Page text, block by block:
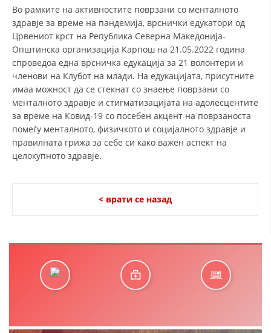
ПРИРАЧНИЦИ
ЕДУКАТИВНО ИНФОРМАТИВНИ МАТЕРИЈАЛИ
БРОШУРИ
Во рамките на активностите поврзани со менталното
здравје за време на пандемија, врснички едукатори од
Црвениот крст на Република Северна Македонија-
Општинска организација Карпош на 21.05.2022 година
спроведоа една врсничка едукација за 21 волонтери и
членови на Клубот на млади. На едукацијата, присутните
имаа можност да се стекнат со знаење поврзани со
менталното здравје и стигматизацијата на адолесцентите
за време на Ковид-19 со посебен акцент на поврзаноста
помеѓу менталното, физичкото и социјалното здравје и
правилната грижа за себе си како важен аспект на
целокупното здравје.
< врати се назад